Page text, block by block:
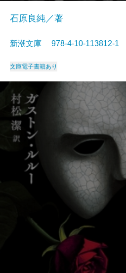
石原良純／著
新潮文庫 978-4-10-113812-
文庫電子書籍あり